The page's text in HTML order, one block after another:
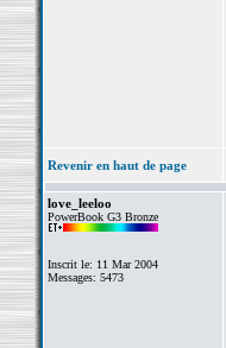
Revenir en haut de page
love_leeloo
PowerBook G3 Bronze
Inscrit le: 11 Mar 2004
Messages: 5473